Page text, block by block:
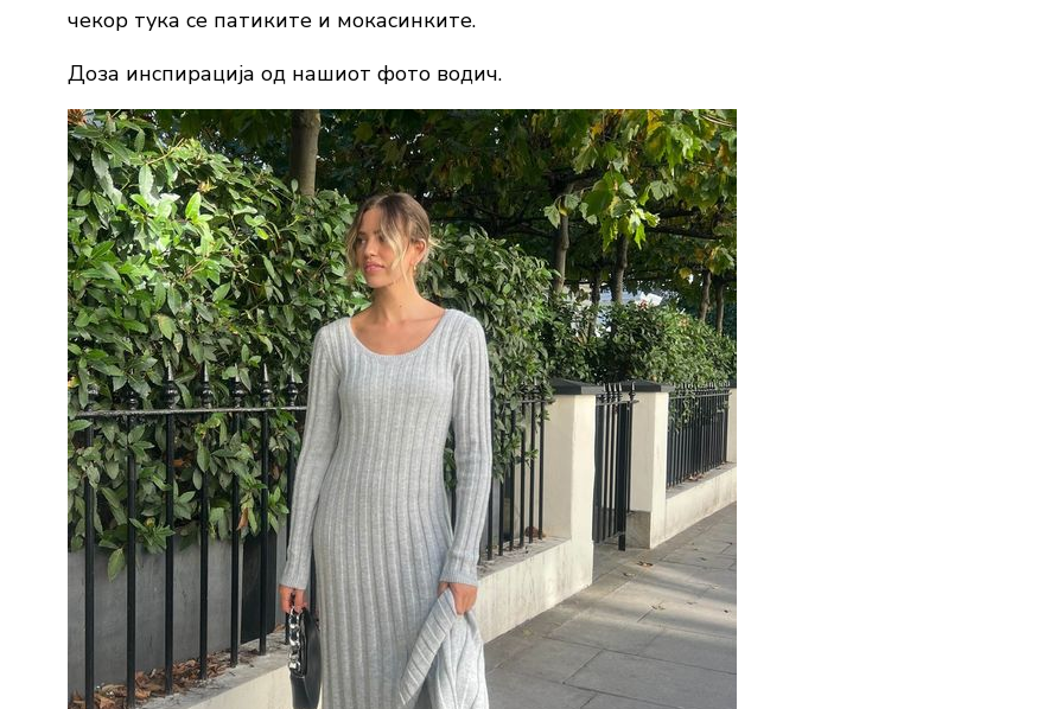
чекор тука се патиките и мокасинките.
Доза инспирација од нашиот фото водич.